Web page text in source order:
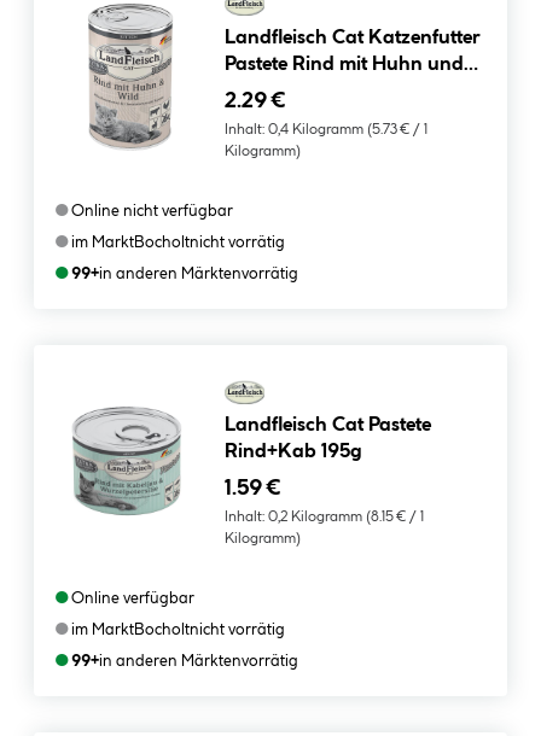
Landfleisch Cat Katzenfutter
Pastete Rind mit Huhn und
Wild 400 g
2.29 €
Inhalt: 0,4 Kilogramm (5.73 € / 1
Kilogramm)
●Online nicht verfügbar
●im MarktBocholtnicht vorrätig
●99+in anderen Märktenvorrätig
Landfleisch Cat Pastete
Rind+Kab 195g
1.59 €
Inhalt: 0,2 Kilogramm (8.15 € / 1
Kilogramm)
●Online verfügbar
●im MarktBocholtnicht vorrätig
●99+in anderen Märktenvorrätig